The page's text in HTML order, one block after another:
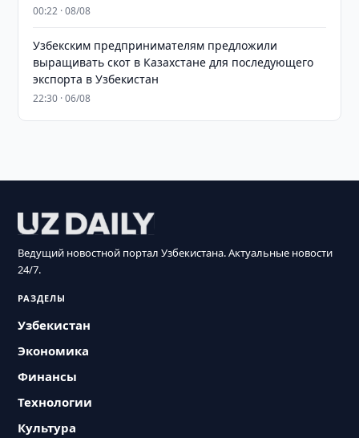
00:22 · 08/08
Узбекским предпринимателям предложили
выращивать скот в Казахстане для последующего
экспорта в Узбекистан
22:30 · 06/08
Ведущий новостной портал Узбекистана. Актуальные новости
24/7.
РАЗДЕЛЫ
Узбекистан
Экономика
Финансы
Технологии
Культура